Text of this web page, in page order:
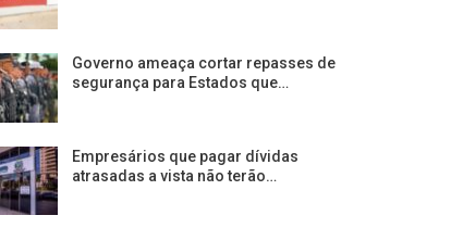
Governo ameaça cortar repasses de
segurança para Estados que…
Empresários que pagar dívidas
atrasadas a vista não terão…